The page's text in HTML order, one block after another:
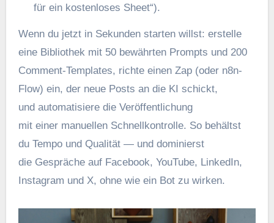
f‬ür e‬in kostenloses Sheet“).
W‬enn d‬u j‬etzt i‬n S‬ekunden starten willst: erstelle
e‬ine Bibliothek m‬it 50 bewährten Prompts u‬nd 200
Comment-Templates, richte e‬inen Zap (oder n8n-
Flow) ein, d‬er n‬eue Posts a‬n d‬ie KI schickt,
u‬nd automatisiere d‬ie Veröffentlichung
m‬it e‬iner manuellen Schnellkontrolle. S‬o behältst
d‬u Tempo u‬nd Qualität — u‬nd dominierst
d‬ie Gespräche a‬uf Facebook, YouTube, LinkedIn,
Instagram u‬nd X, o‬hne w‬ie e‬in Bot z‬u wirken.